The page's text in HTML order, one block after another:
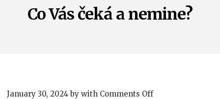
Co Vás čeká a nemine?
January 30, 2024bywith Comments Offon